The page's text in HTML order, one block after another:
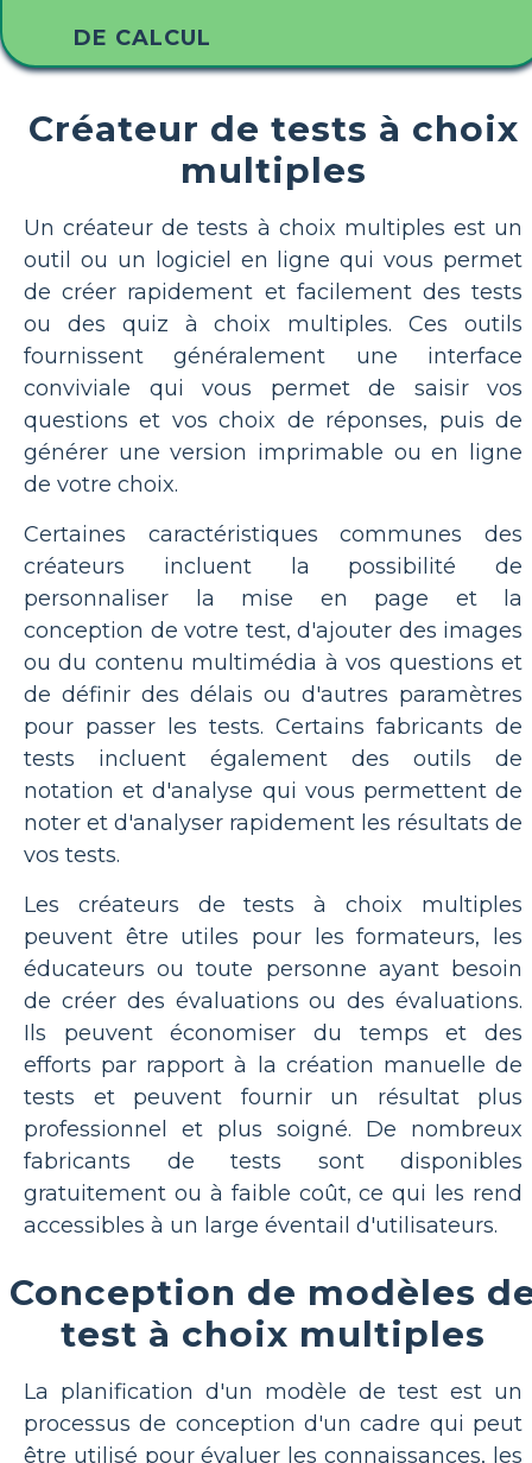
DE CALCUL
Créateur de tests à choix
multiples
Un créateur de tests à choix multiples est un
outil ou un logiciel en ligne qui vous permet
de créer rapidement et facilement des tests
ou des quiz à choix multiples. Ces outils
fournissent généralement une interface
conviviale qui vous permet de saisir vos
questions et vos choix de réponses, puis de
générer une version imprimable ou en ligne
de votre choix.
Certaines caractéristiques communes des
créateurs incluent la possibilité de
personnaliser la mise en page et la
conception de votre test, d'ajouter des images
ou du contenu multimédia à vos questions et
de définir des délais ou d'autres paramètres
pour passer les tests. Certains fabricants de
tests incluent également des outils de
notation et d'analyse qui vous permettent de
noter et d'analyser rapidement les résultats de
vos tests.
Les créateurs de tests à choix multiples
peuvent être utiles pour les formateurs, les
éducateurs ou toute personne ayant besoin
de créer des évaluations ou des évaluations.
Ils peuvent économiser du temps et des
efforts par rapport à la création manuelle de
tests et peuvent fournir un résultat plus
professionnel et plus soigné. De nombreux
fabricants de tests sont disponibles
gratuitement ou à faible coût, ce qui les rend
accessibles à un large éventail d'utilisateurs.
Conception de modèles
test à choix multiples
La planification d'un modèle de test est un
processus de conception d'un cadre qui peut
être utilisé pour évaluer les connaissances, les